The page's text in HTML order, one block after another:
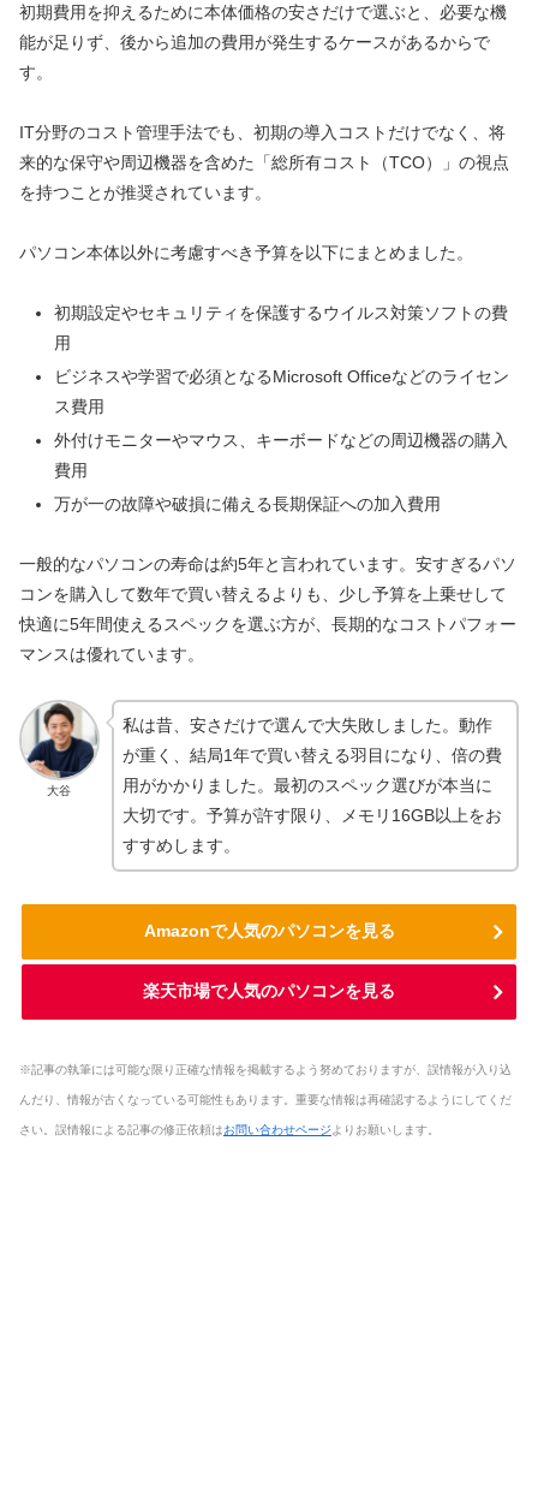
初期費用を抑えるために本体価格の安さだけで選ぶと、必要な機
能が足りず、後から追加の費用が発生するケースがあるからで
す。
IT分野のコスト管理手法でも、初期の導入コストだけでなく、将
来的な保守や周辺機器を含めた「総所有コスト（TCO）」の視点
を持つことが推奨されています。
パソコン本体以外に考慮すべき予算を以下にまとめました。
初期設定やセキュリティを保護するウイルス対策ソフトの費
用
ビジネスや学習で必須となるMicrosoft Officeなどのライセン
ス費用
外付けモニターやマウス、キーボードなどの周辺機器の購入
費用
万が一の故障や破損に備える長期保証への加入費用
一般的なパソコンの寿命は約5年と言われています。安すぎるパソ
コンを購入して数年で買い替えるよりも、少し予算を上乗せして
快適に5年間使えるスペックを選ぶ方が、長期的なコストパフォー
マンスは優れています。
大谷
私は昔、安さだけで選んで大失敗しました。動作
が重く、結局1年で買い替える羽目になり、倍の費
用がかかりました。最初のスペック選びが本当に
大切です。予算が許す限り、メモリ16GB以上をお
すすめします。
Amazonで人気のパソコンを見る
楽天市場で人気のパソコンを見る
※記事の執筆には可能な限り正確な情報を掲載するよう努めておりますが、誤情報が入り込
んだり、情報が古くなっている可能性もあります。重要な情報は再確認するようにしてくだ
さい。誤情報による記事の修正依頼はお問い合わせページ よりお願いします。